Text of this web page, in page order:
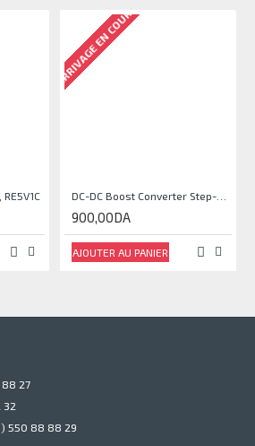
ARRIVAGE EN COURS
DC-DC Boost Converter Step-Up Power Module Output 5V-35V
900,00DA
AJOUTER AU PANIER
27
32
550 88 88 29